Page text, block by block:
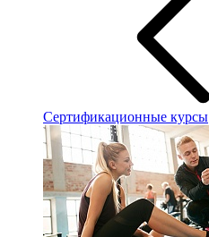
Сертификационные курсы